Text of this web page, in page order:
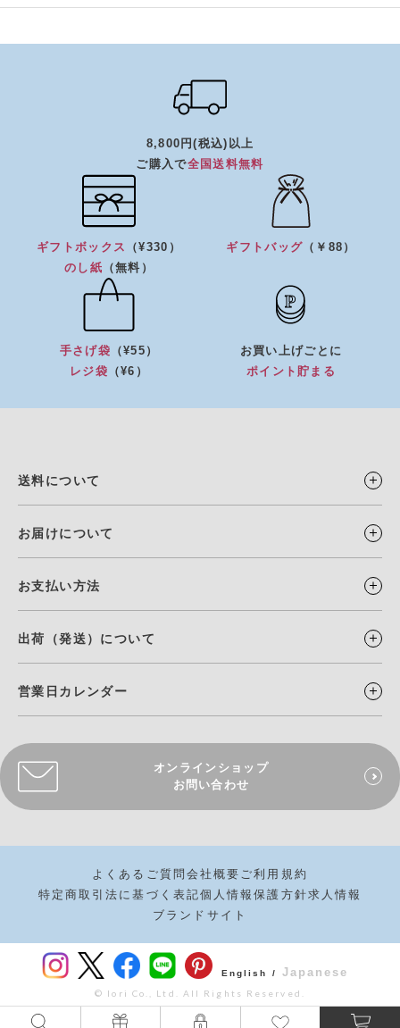
8,800円(税込)以上
ご購入で全国送料無料
ギフトボックス
（¥330）
のし紙 （無料）
ギフトバッグ （￥88）
手さげ袋 （¥55）
レジ袋 （¥6）
お買い上げごとに
ポイント貯まる
送料について
お届けについて
お支払い方法
出荷（発送）について
営業日カレンダー
オンラインショップ
お問い合わせ
よくあるご質問 会社概要 ご利用規約
特定商取引法に基づく表記個人情報保護方針求人情報
ブランドサイト
English / Japanese
© Iori Co., Ltd. All Rights Reserved.